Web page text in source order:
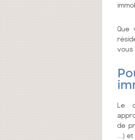
Que
vous
Le
de
…)